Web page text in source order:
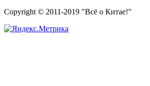
Copyright © 2011-2019 "Всё о Китае!"